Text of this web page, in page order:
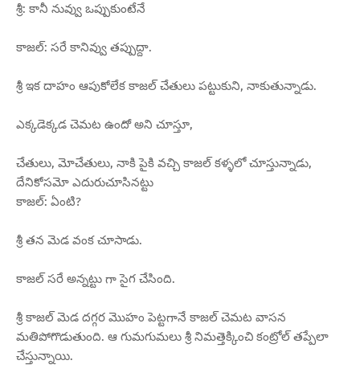
శ్రీ: కానీ నువ్వు ఒప్పుకుంటేనే
కాజల్: సరే కానివ్వు తప్పుద్దా.
శ్రీ ఇక దాహం ఆపుకోలేక కాజల్ చేతులు పట్టుకుని, నాకుతున్నాడు.
ఎక్కడెక్కడ చెమట ఉందో అని చూస్తూ,
చేతులు, మోచేతులు, నాకి పైకి వచ్చి కాజల్ కళ్ళలో చూస్తున్నాడు,
దేనికోసమో ఎదురుచూసినట్టు
కాజల్: ఏంటి?
శ్రీ తన మెడ వంక చూసాడు.
కాజల్ సరే అన్నట్టు గా సైగ చేసింది.
శ్రీ కాజల్ మెడ దగ్గర మొహం పెట్టగానే కాజల్ చెమట వాసన
మతిపోగొడుతుంది. ఆ గుమగుమలు శ్రీ నిమత్తెక్కించి కంట్రోల్ తప్పేలా
చేస్తున్నాయి.